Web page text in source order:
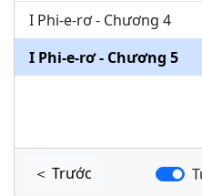
I Phi-e-rơ - Chương 4
I Phi-e-rơ - Chương 5
＜ Trước